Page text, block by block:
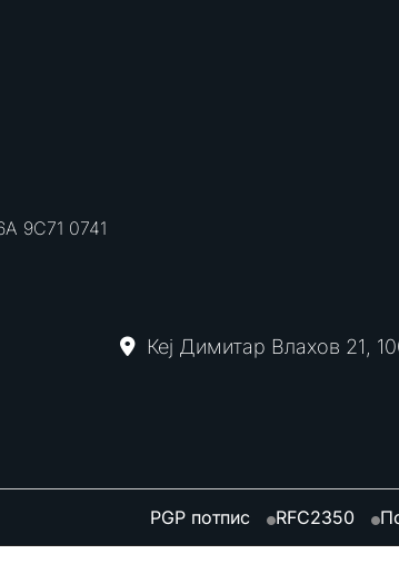
9C71 0741
Кеј Димитар Влахов 21,
PGP потпис RFC2350